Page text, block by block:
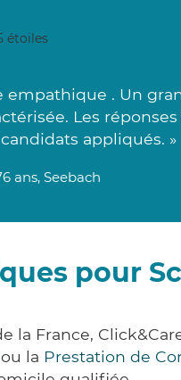
. Un
Les
appliqués. »
ans, Seebach
pour
France,
ou la Prestation de